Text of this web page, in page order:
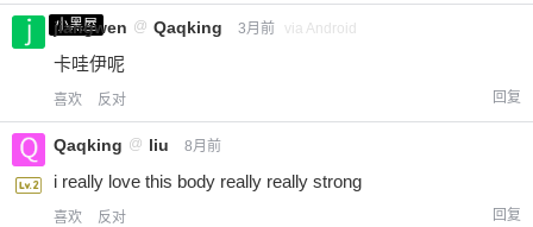
小黑屋
jiangwen @ Qaqking 3月前 via Android
卡哇伊呢
喜欢 反对 回复
Qaqking @ liu 8月前
i really love this body really really strong
喜欢 反对 回复